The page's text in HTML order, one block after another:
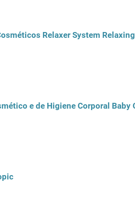
Relaxer System
e de Higiene Corporal Baby